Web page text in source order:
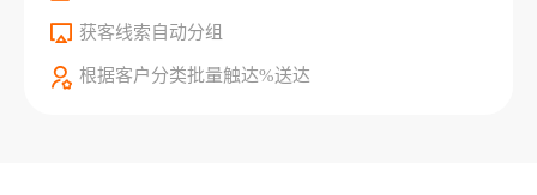
获客线索自动分组
根据客户分类批量触达%送达